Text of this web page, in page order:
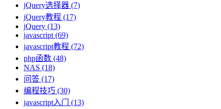
jQuery选择器 (7)
jQuery教程 (17)
jQuery (13)
javascript (69)
javascript教程 (72)
php函数 (48)
NAS (18)
问答 (17)
编程技巧 (30)
javascript入门
(13)